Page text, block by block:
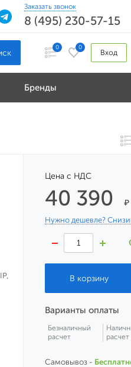
Заказать звонок
8 (495) 230-57-15
0 0
Вход
Бренды
Цена с НДС
40 390
₽
Нужно дешевле?
Варианты оплаты
Безналичный
расчет
расчет
Самовывоз -